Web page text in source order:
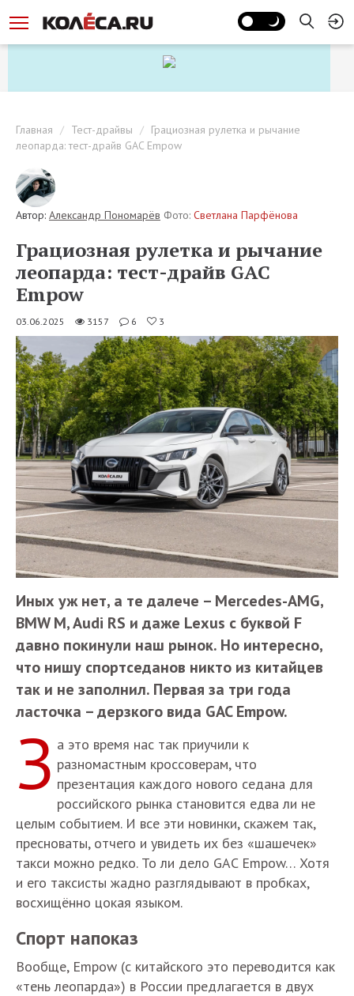
Главная Тест-драйвы
Грациозная рулетка и рычание
леопарда: тест-драйв GAC Empow
Автор: Александр Пономарёв Фото: Светлана Парфёнова
Грациозная рулетка и рычание
леопарда: тест-драйв GAC
Empow
03.06.2025 3157 6 3
Иных уж нет, а те далече – Mercedes-AMG,
BMW M, Audi RS и даже Lexus с буквой F
давно покинули наш рынок. Но интересно,
что нишу спортседанов никто из китайцев
так и не заполнил. Первая за три года
ласточка – дерзкого вида GAC Empow.
З а это время нас так приучили к
разномастным кроссоверам, что
презентация каждого нового седана для
российского рынка становится едва ли не
целым событием. И все эти новинки, скажем так,
пресноваты, отчего и увидеть их без «шашечек»
такси можно редко. То ли дело GAC Empow… Хотя
и его таксисты жадно разглядывают в пробках,
восхищённо цокая языком.
Спорт напоказ
Вообще, Empow (с китайского это переводится как
«тень леопарда») в России предлагается в двух